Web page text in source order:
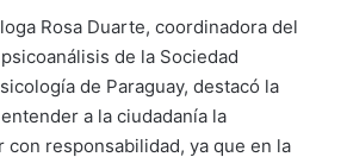
Rosa Duarte, coordinadora del
de la Sociedad
de Paraguay, destacó la
a la ciudadanía la
con responsabilidad, ya que en la